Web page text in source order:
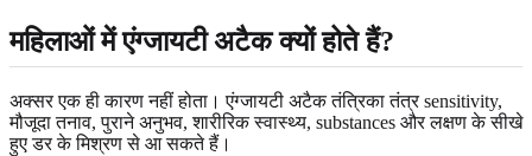
महिलाओं में एंग्जायटी अटैक क्यों होते हैं?
अक्सर एक ही कारण नहीं होता। एंग्जायटी अटैक तंत्रिका तंत्र sensitivity,
मौजूदा तनाव, पुराने अनुभव, शारीरिक स्वास्थ्य, substances और लक्षण के सीखे
हुए डर के मिश्रण से आ सकते हैं।